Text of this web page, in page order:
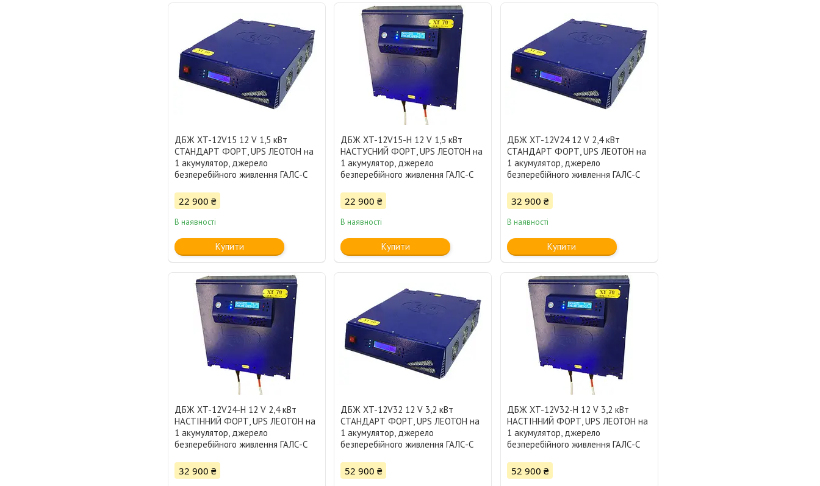
ДБЖ XT-12V15 12 V 1,5 кВт
СТАНДАРТ ФОРТ, UPS ЛЕОТОН на
1 акумулятор, джерело
безперебійного живлення ГАЛС-С
22 900 ₴
В наявності
Купити
ДБЖ XT-12V15-Н 12 V 1,5 кВт
НАСТУСНИЙ ФОРТ, UPS ЛЕОТОН на
1 акумулятор, джерело
безперебійного живлення ГАЛС-С
22 900 ₴
В наявності
Купити
ДБЖ XT-12V24 12 V 2,4 кВт
СТАНДАРТ ФОРТ, UPS ЛЕОТОН на
1 акумулятор, джерело
безперебійного живлення ГАЛС-С
32 900 ₴
В наявності
Купити
ДБЖ XT-12V24-Н 12 V 2,4 кВт
НАСТІННИЙ ФОРТ, UPS ЛЕОТОН на
1 акумулятор, джерело
безперебійного живлення ГАЛС-С
32 900 ₴
ДБЖ XT-12V32 12 V 3,2 кВт
СТАНДАРТ ФОРТ, UPS ЛЕОТОН на
1 акумулятор, джерело
безперебійного живлення ГАЛС-С
52 900 ₴
ДБЖ XT-12V32-H 12 V 3,2 кВт
НАСТІННИЙ ФОРТ, UPS ЛЕОТОН на
1 акумулятор, джерело
безперебійного живлення ГАЛС-С
52 900 ₴